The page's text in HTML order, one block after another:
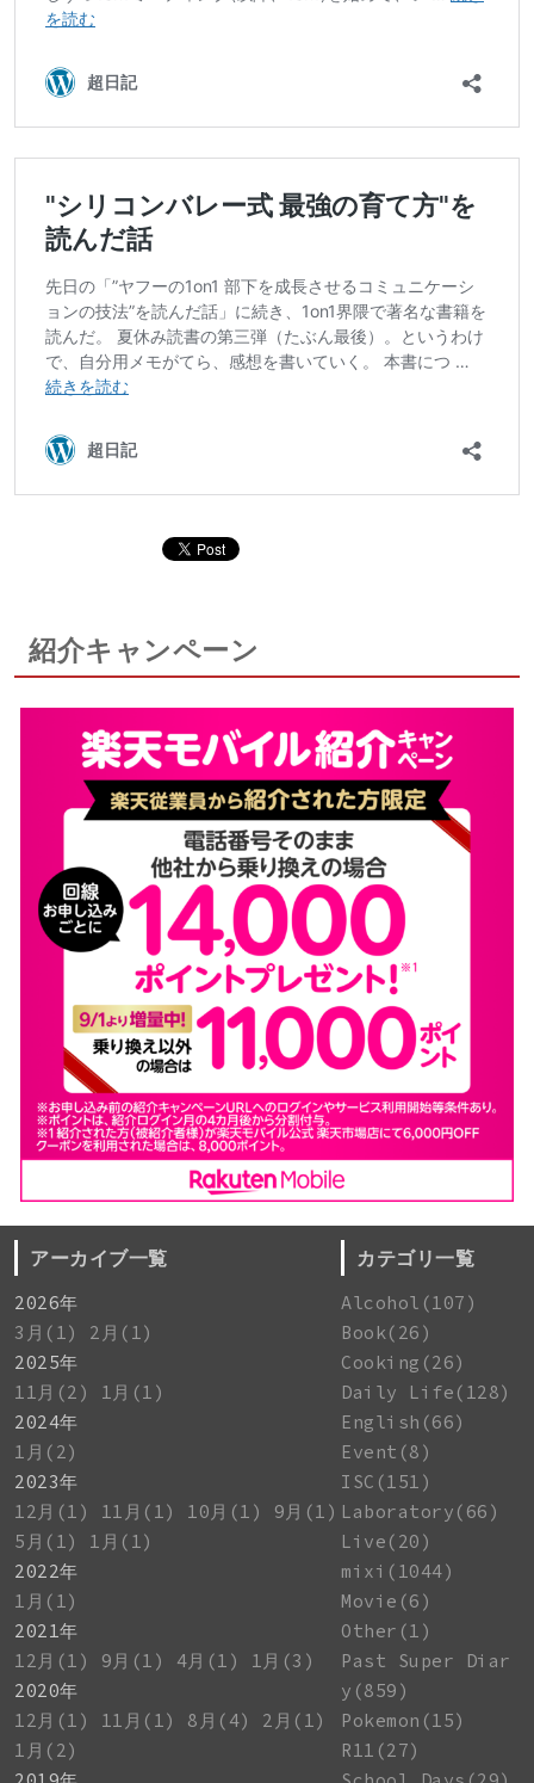
紹介キャンペーン
アーカイブ一覧
2026年
3月(1)
2月(1)
2025年
11月(2)
1月(1)
2024年
1月(2)
2023年
12月(1)
11月(1) 10月(1)
9月(1)
5月(1)
1月(1)
2022年
1月(1)
2021年
12月(1)
9月(1) 4月(1)
1月(3)
2020年
12月(1)
11月(1) 8月(4)
2月(1)
1月(2)
カテゴリ一覧
Alcohol(107)
Book(26)
Cooking(26)
Daily Life(128)
English(66)
Event(8)
ISC(151)
Laboratory(66)
Live(20)
mixi(1044)
Movie(6)
Other(1)
Past Super Diar
y(859)
Pokemon(15)
R11(27)